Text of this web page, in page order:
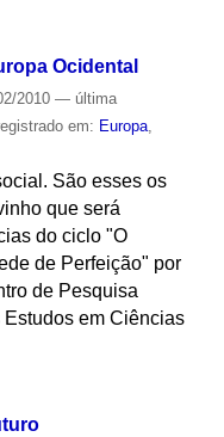
Ocidental
2010 — última
em: Europa,
São esses os
que será
do ciclo "O
de Perfeição" por
de Pesquisa
em Ciências